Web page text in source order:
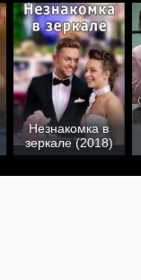
Незнакомка в
зеркале (2018)